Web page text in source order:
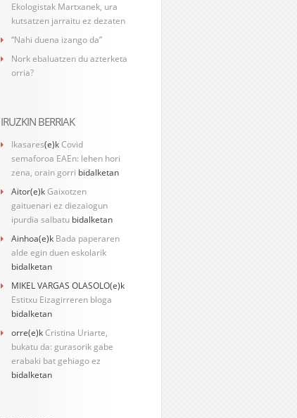
Ekologistak Martxanek, ura
kutsatzen jarraitu ez dezaten
“Nahi duena izango da”
Nork ebaluatzen du azterketa
orria?
IRUZKIN BERRIAK
Ikasares(e)kCovid
semaforoa EAEn: lehen hori
zena, orain gorri bidalketan
Aitor(e)kGaixotzen
gaituenari ez diezaiogun
ipurdia salbatu bidalketan
Ainhoa(e)k Bada paperaren
alde egin duen eskolarik
bidalketan
MIKEL VARGAS OLASOLO(e)k
Estitxu Eizagirreren bloga
bidalketan
orre(e)kCristina Uriarte,
bukatu da: gurasorik gabe
erabaki bat gehiago ez
bidalketan